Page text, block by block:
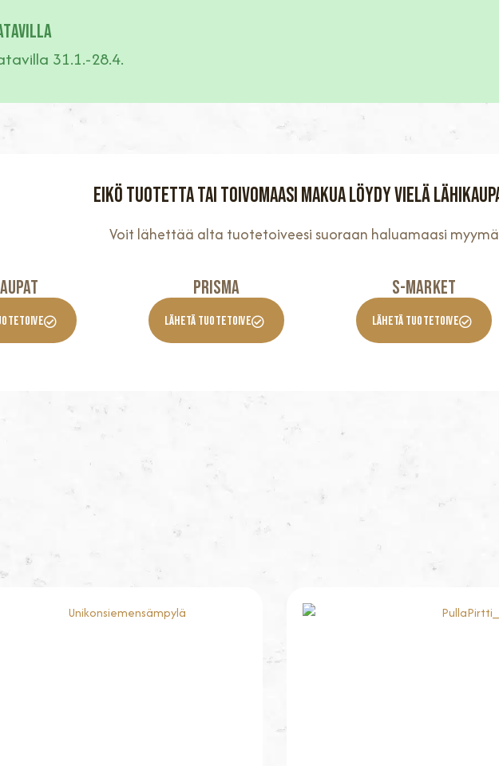
31.1.-28.4.
Eikö tuotetta tai toivomaasi makua löydy vielä
Voit lähettää alta tuotetoiveesi suoraan haluamaasi
Prisma
Lähetä Tuotetoive
S-Market
Lähetä Tuotetoive